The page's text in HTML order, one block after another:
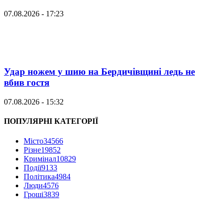
07.08.2026 - 17:23
Удар ножем у шию на Бердичівщині ледь не
вбив гостя
07.08.2026 - 15:32
ПОПУЛЯРНІ КАТЕГОРІЇ
Місто34566
Різне19852
Кримінал10829
Події9133
Політика4984
Люди4576
Гроші3839